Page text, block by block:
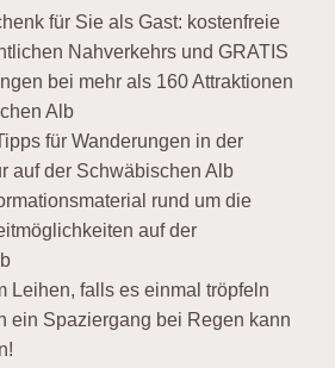
für Sie als Gast: kostenfreie
Nahverkehrs und GRATIS
bei mehr als 160 Attraktionen
Alb
für Wanderungen in der
auf der Schwäbischen Alb
rund um die
auf der
Leihen, falls es einmal tröpfeln
ein Spaziergang bei Regen kann